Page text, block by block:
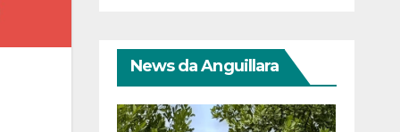
News da Anguillara